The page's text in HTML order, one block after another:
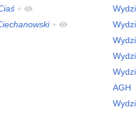
+
+
AGH